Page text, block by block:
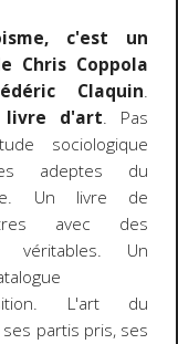
c'est un
Chris Coppola
Claquin.
livre d'art. Pas
sociologique
adeptes du
Un livre de
avec des
véritables. Un
L'art du
partis pris, ses